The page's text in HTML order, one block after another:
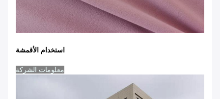
استخدام الأقمشة
معلومات الشركة